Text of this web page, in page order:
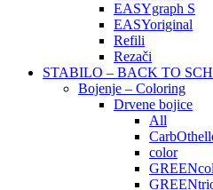
EASYgraph S
EASYoriginal
Refili
Rezači
STABILO – BACK TO
Bojenje – Coloring
Drvene bojice
All
color